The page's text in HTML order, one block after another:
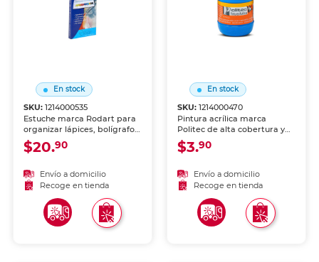
En stock
SKU:1214000535
Estuche marca Rodart para
organizar lápices, bolígrafos
y útiles. Cierre seguro y
diseño práctico para llevar
cartera.
$20.90
Envío a domicilio
Recoge en tienda
En stock
SKU: 1214000470
Pintura acrílica marca
Politec de alta cobertura y
secado rápido. Colores
intensos para lienzo,
manualidades. Resistente al
agua una vez seca.
$3.90
Envío a domicilio
Recoge en tienda